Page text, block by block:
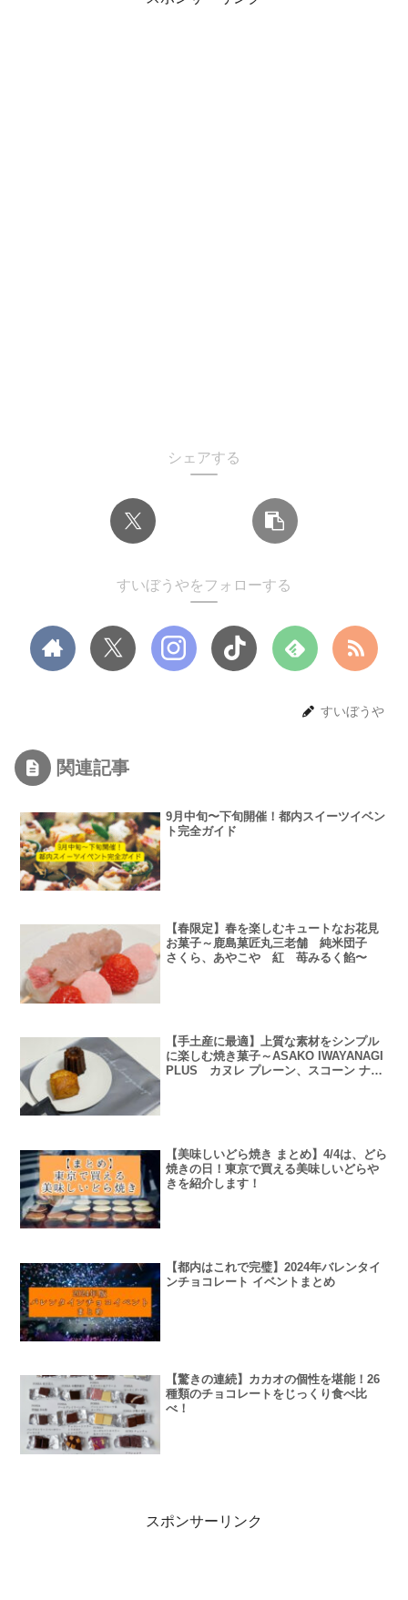
シェアする
すいぼうやをフォローする
すいぼうや
関連記事
9月中旬〜下旬開催！都内スイーツイベン
ト完全ガイド
【春限定】春を楽しむキュートなお花見
お菓子～鹿島菓匠丸三老舗 純米団子
さくら、あやこや 紅 苺みるく餡〜
【手土産に最適】上質な素材をシンプル
に楽しむ焼き菓子～ASAKO IWAYANAGI
PLUS カヌレ プレーン、スコーン ナチ
【美味しいどら焼き まとめ】4/4は、どら
焼きの日！東京で買える美味しいどらや
きを紹介します！
【都内はこれで完璧】2024年バレンタイ
ンチョコレート イベントまとめ
【驚きの連続】カカオの個性を堪能！26
種類のチョコレートをじっくり食べ比
べ！
スポンサーリンク